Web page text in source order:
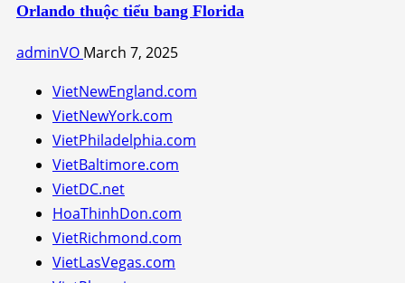
Orlando thuộc tiểu bang Florida
adminVO March 7, 2025
VietNewEngland.com
VietNewYork.com
VietPhiladelphia.com
VietBaltimore.com
VietDC.net
HoaThinhDon.com
VietRichmond.com
VietLasVegas.com